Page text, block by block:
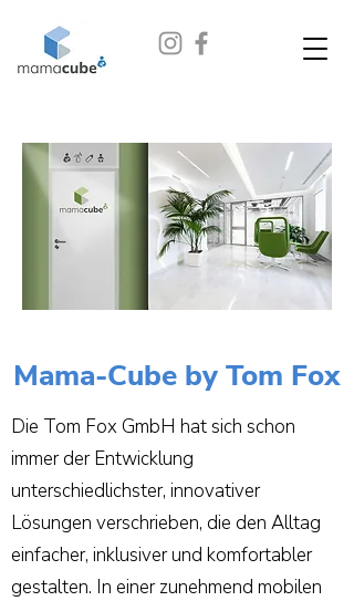
Mama-Cube by Tom Fox
Die Tom Fox GmbH hat sich schon
immer der Entwicklung
unterschiedlichster, innovativer
Lösungen verschrieben, die den Alltag
einfacher, inklusiver und komfortabler
gestalten. In einer zunehmend mobilen